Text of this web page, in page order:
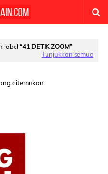
label 41 DETIK ZOOM
Tunjukkan semua
ditemukan